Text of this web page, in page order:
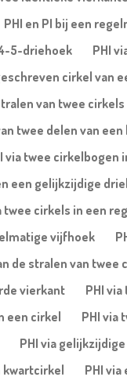
PHI en PI bij een
5-driehoek
PHI
cirkel van
van twee
twee delen van
via twee
een gelijkzijdige
twee cirkels in een
vijfhoek
de stralen van twee
vierkant
PHI
een cirkel
PHI via
PHI via
kwartcirkel
PHI